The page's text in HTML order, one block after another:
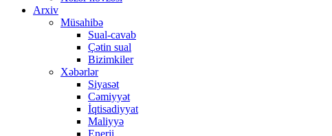
Arxiv
Müsahibə
Sual-cavab
Çətin sual
Bizimkiler
Xəbərlər
Siyasət
Cəmiyyət
İqtisadiyyat
Maliyyə
Enerji